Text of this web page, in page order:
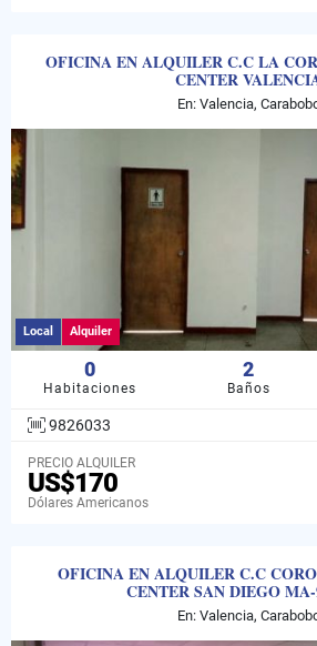
OFICINA EN ALQUILER C.C LA
CENTER
En: Valencia,
Local Alquiler
0
Habitaciones
2
Baños
9826033
PRECIO ALQUILER
US$170
Dólares Americanos
OFICINA EN ALQUILER C.C
CENTER SAN DIEGO MA-
En: Valencia,